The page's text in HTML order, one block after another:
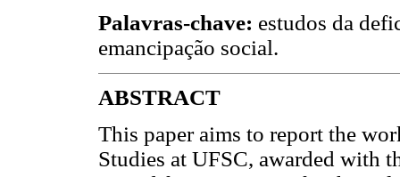
Palavras-chave: estudos da
emancipação social.
ABSTRACT
This paper aims to report the
Studies at UFSC, awarded with